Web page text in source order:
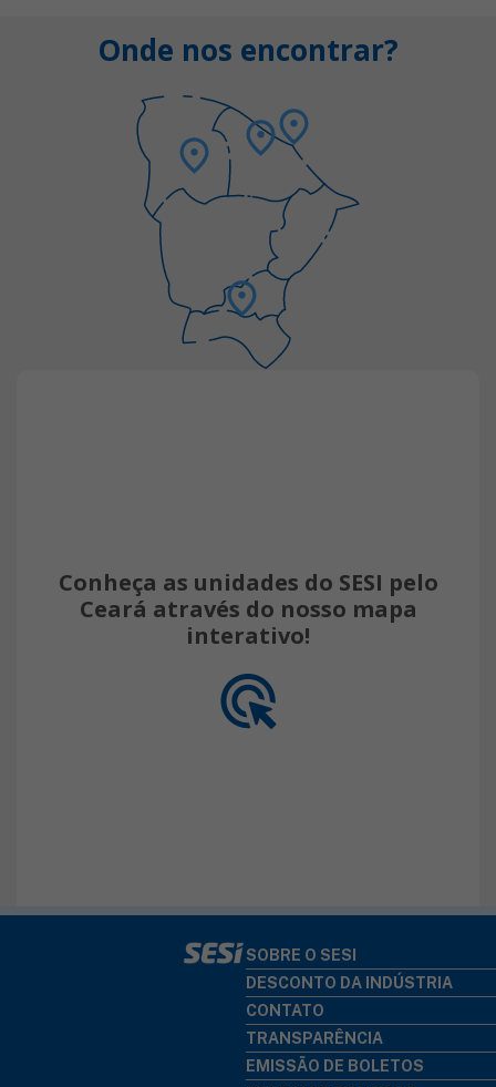
Onde nos encontrar?
Conheça as unidades do SESI pelo
Ceará através do nosso mapa
interativo!
SOBRE O SESI
DESCONTO DA INDÚSTRIA
CONTATO
TRANSPARÊNCIA
EMISSÃO DE BOLETOS